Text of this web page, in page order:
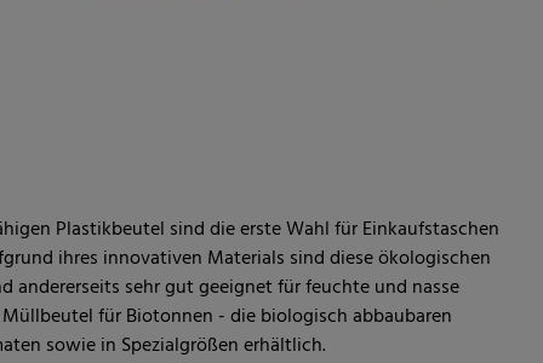
Plastikbeutel sind die erste Wahl für Einkaufstaschen
ihres innovativen Materials sind diese ökologischen
sehr gut geeignet für feuchte und nasse
für Biotonnen - die biologisch abbaubaren
sowie in Spezialgrößen erhältlich.